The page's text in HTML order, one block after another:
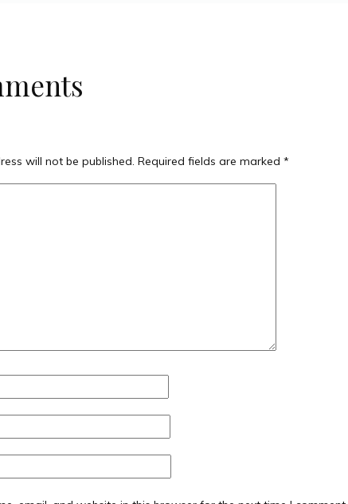
will not be published. Required fields are marked *